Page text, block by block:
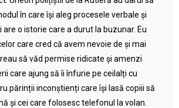
în care își aleg procesele verbale și
o istorie care a durut la buzunar. Eu
care cred că avem nevoie de și mai
să văd permise ridicate și amenzi
care ajung să îi înfurie pe ceilalți cu
părinții inconștienți care își lasă copiii să
și cei care folosesc telefonul la volan.